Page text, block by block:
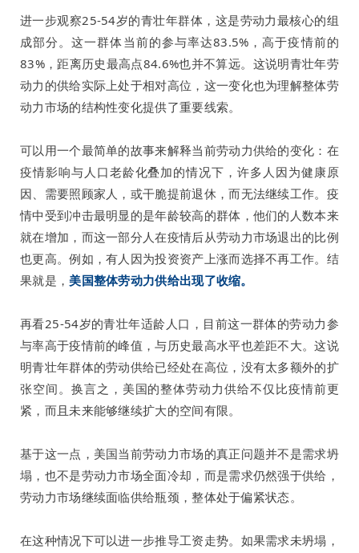
进一步观察25-54岁的青壮年群体，这是劳动力最核心的组
成部分。这一群体当前的参与率达83.5%，高于疫情前的
83%，距离历史最高点84.6%也并不算远。这说明青壮年劳
动力的供给实际上处于相对高位，这一变化也为理解整体劳
动力市场的结构性变化提供了重要线索。
可以用一个最简单的故事来解释当前劳动力供给的变化：在
疫情影响与人口老龄化叠加的情况下，许多人因为健康原
因、需要照顾家人，或干脆提前退休，而无法继续工作。疫
情中受到冲击最明显的是年龄较高的群体，他们的人数本来
就在增加，而这一部分人在疫情后从劳动力市场退出的比例
也更高。例如，有人因为投资资产上涨而选择不再工作。结
果就是，美国整体劳动力供给出现了收缩。
再看25-54岁的青壮年适龄人口，目前这一群体的劳动力参
与率高于疫情前的峰值，与历史最高水平也差距不大。这说
明青壮年群体的劳动供给已经处在高位，没有太多额外的扩
张空间。换言之，美国的整体劳动力供给不仅比疫情前更
紧，而且未来能够继续扩大的空间有限。
基于这一点，美国当前劳动力市场的真正问题并不是需求坍
塌，也不是劳动力市场全面冷却，而是需求仍然强于供给，
劳动力市场继续面临供给瓶颈，整体处于偏紧状态。
在这种情况下可以进一步推导工资走势。如果需求未坍塌，